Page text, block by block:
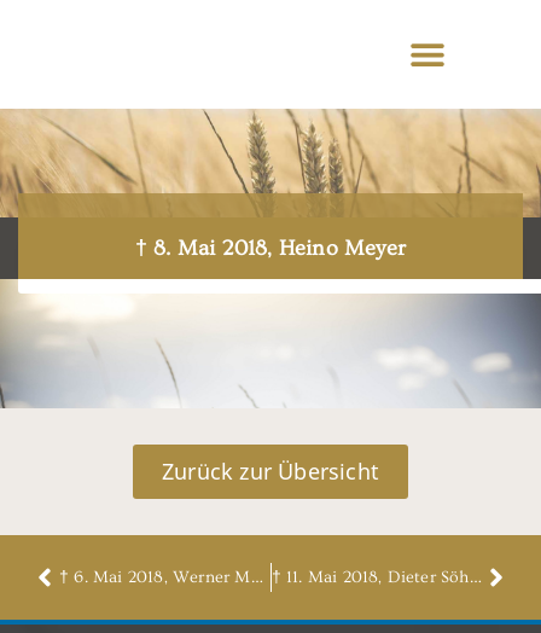
† 8. Mai 2018, Heino Meyer
Zurück zur Übersicht
† 6. Mai 2018, Werner Meyer † 11. Mai 2018, Dieter Söhndel